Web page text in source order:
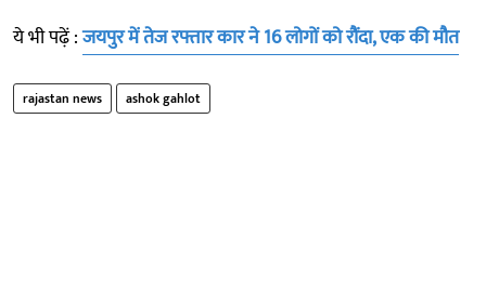
ये भी पढ़ें :जयपुर में तेज रफ्तार कार ने 16 लोगों को रौंदा, एक की मौत
rajastan news ashok gahlot